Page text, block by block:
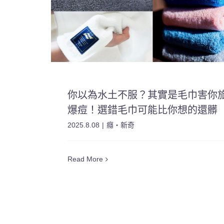
你以為水土不服？其實是毛巾害你
爆痘！選錯毛巾可能比你想的還髒
2025.8.08 | 癮・新奇
Read More